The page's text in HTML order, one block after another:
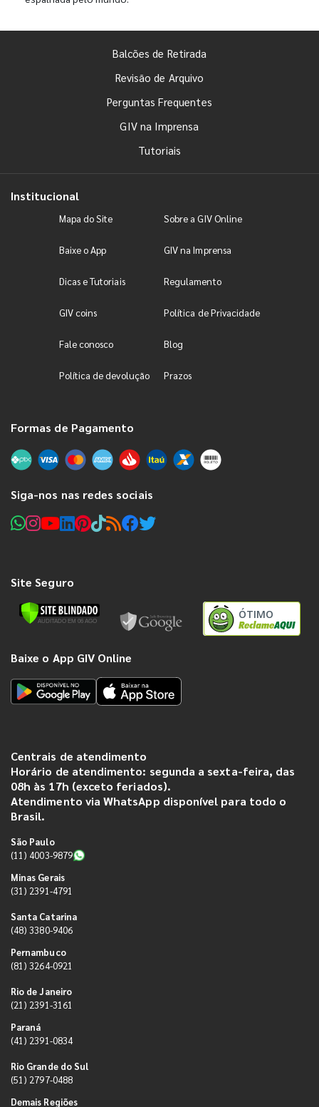
Balcões de Retirada
Revisão de Arquivo
Perguntas Frequentes
GIV na Imprensa
Tutoriais
Institucional
Mapa do Site Sobre a GIV Online
Baixe o App GIV na Imprensa
Dicas e Tutoriais Regulamento
GIV coins Política de Privacidade
Fale conosco Blog
Política de devolução Prazos
Formas de Pagamento
Siga-nos nas redes sociais
Site Seguro
ÓTIMO
Baixe o App GIV Online
Centrais de atendimento
Horário de atendimento: segunda a sexta-feira, das
08h às 17h (exceto feriados).
Atendimento via WhatsApp disponível para todo o
Brasil.
São Paulo
(11) 4003-9879
Minas Gerais
(31) 2391-4791
Santa Catarina
(48) 3380-9406
Pernambuco
(81) 3264-0921
Rio de Janeiro
(21) 2391-3161
Paraná
(41) 2391-0834
Rio Grande do Sul
(51) 2797-0488
Demais Regiões